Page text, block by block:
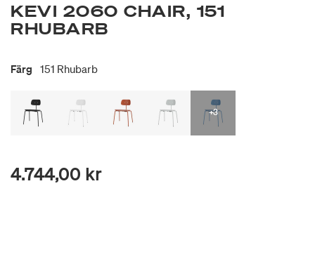
KEVI 2060 CHAIR, 151
RHUBARB
Färg 151 Rhubarb
+3
4.744,00 kr